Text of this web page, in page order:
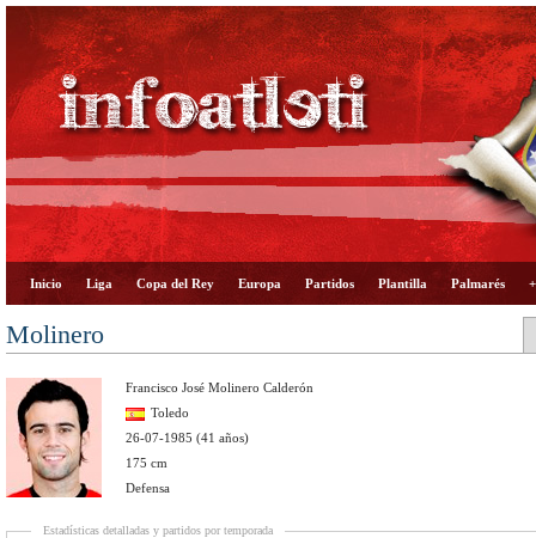
Inicio Liga Copa del Rey Europa Partidos Plantilla Palmarés
Molinero
Francisco José Molinero Calderón
Toledo
26-07-1985 (41 años)
175 cm
Defensa
Estadísticas detalladas y partidos por temporada